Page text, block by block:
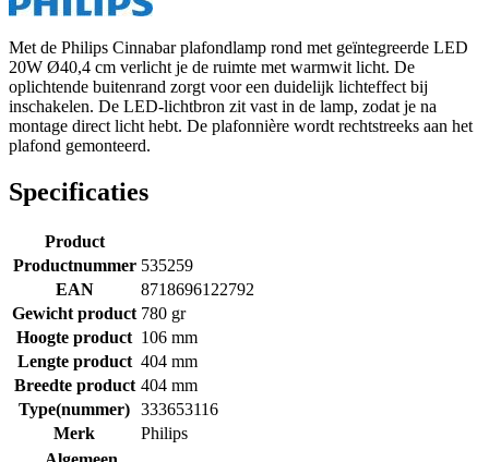
Met de Philips Cinnabar plafondlamp rond met geïntegreerde LED
20W Ø40,4 cm verlicht je de ruimte met warmwit licht. De
oplichtende buitenrand zorgt voor een duidelijk lichteffect bij
inschakelen. De LED-lichtbron zit vast in de lamp, zodat je na
montage direct licht hebt. De plafonnière wordt rechtstreeks aan het
plafond gemonteerd.
Specificaties
Product
Productnummer 535259
EAN
8718696122792
Gewicht product 780 gr
Hoogte product 106 mm
Lengte product 404 mm
Breedte product 404 mm
Type(nummer) 333653116
Merk
Philips